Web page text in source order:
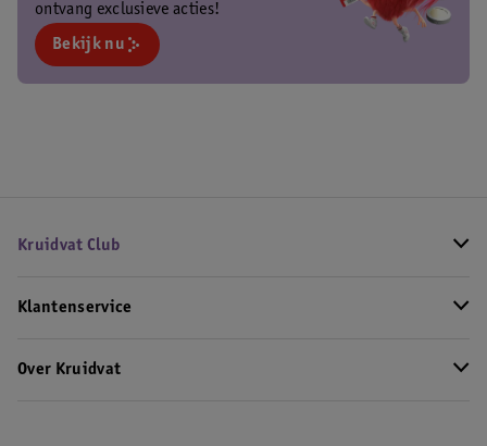
ontvang exclusieve acties!
Bekijk nu
Kruidvat Club
Klantenservice
Over Kruidvat